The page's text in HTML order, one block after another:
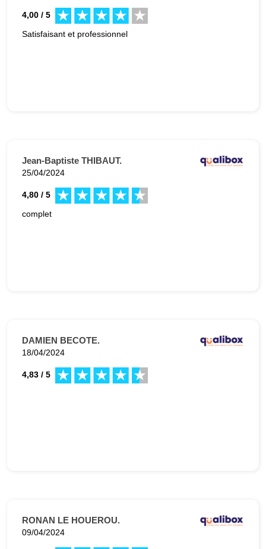
4,00 / 5
Satisfaisant et professionnel
Jean-Baptiste THIBAUT.
25/04/2024
4,80 / 5
complet
DAMIEN BECOTE.
18/04/2024
4,83 / 5
RONAN LE HOUEROU.
09/04/2024